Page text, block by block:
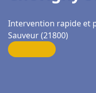
Intervention rapide et
Sauveur (21800)